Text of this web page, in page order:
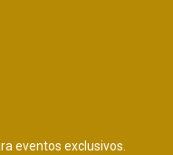
eventos exclusivos.